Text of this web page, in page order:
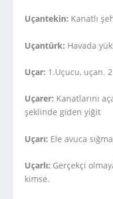
Uçantekin: Kanatlı
Uçantürk: Havada
Uçar: 1.Uçucu, uçan.
Uçarer: Kanatlarını
şeklinde giden yiğit
Uçarı: Ele avuca
Uçarlı: Gerçekçi
kimse.